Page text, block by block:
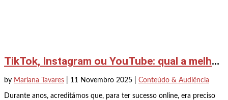
TikTok, Instagram ou YouTube: qual a melhor rede social para produtores digitais?
by Mariana Tavares 11 Novembro 2025 Conteúdo & Audiência
Durante anos, acreditámos que, para ter sucesso online, era preciso